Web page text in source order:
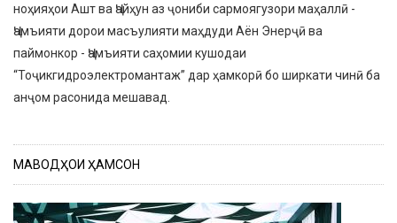
ноҳияҳои Ашт ва Ҷайҳун аз ҷониби сармоягузори маҳаллӣ -
Ҷамъияти дорои масъулияти маҳдуди Аён Энерҷӣ ва
паймонкор - Ҷамъияти саҳомии кушодаи
“Тоҷикгидроэлектромантаж” дар ҳамкорӣ бо ширкати чинӣ ба
анҷом расонида мешавад.
МАВОДҲОИ ҲАМСОН